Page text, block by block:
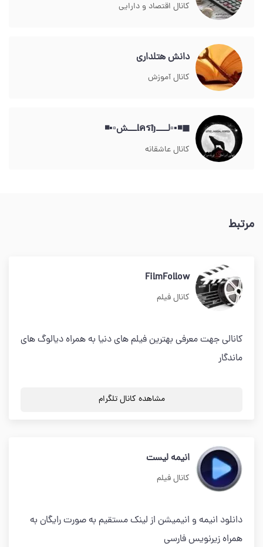
کانال اقتصاد و دارایی
دانش هتلداری
کانال آموزش
◼◾▪▫لــــlครђـــش▫▪◾
کانال عاشقانه
مرتبط
FilmFollow
کانال فیلم
کانالی جهت معرفی بهترین فیلم های دنیا به همراه دیالوگ های
ماندگار
مشاهده کانال تلگرام
انیمه لیست
کانال فیلم
دانلود انیمه و انیمیشن از لینک مستقیم به صورت رایگان به
همراه زیرنویس فارسی